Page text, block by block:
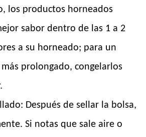
los productos horneados
sabor dentro de las 1 a 2
a su horneado; para un
prolongado, congelarlos
Después de sellar la bolsa,
Si notas que sale aire o